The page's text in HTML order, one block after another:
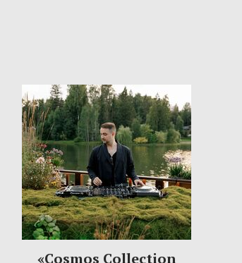
«Cosmos Collection